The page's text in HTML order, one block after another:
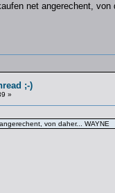
net angerechent, von
;-)
»
von daher... WAYNE